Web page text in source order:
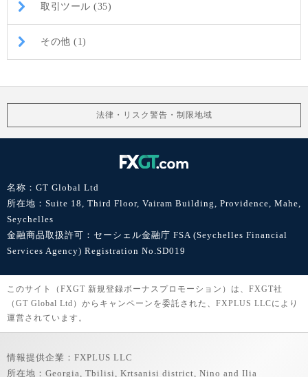
取引ツール (35)
その他 (1)
法律・リスク警告・制限地域
名称：GT Global Ltd
所在地：Suite 18, Third Floor, Vairam Building, Providence, Mahe,
Seychelles
金融商品取扱許可：セーシェル金融庁 FSA (Seychelles Financial
Services Agency) Registration No.SD019
このサイト（FXGT 新規登録ボーナスプロモーション）は、FXGT社
（GT Global Ltd）からキャンペーンを委託された、FXPLUS LLCにより
運営されています。
情報提供企業：FXPLUS LLC
所在地：Georgia, Tbilisi, Krtsanisi district, Nino and Ilia